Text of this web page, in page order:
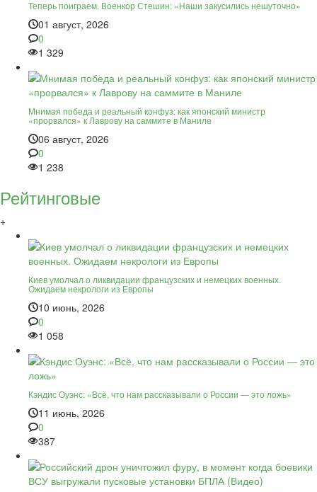
Теперь поиграем. Военкор Стешин: «Наши закусились нешуточно»
01 август, 2026
0
1 329
Мнимая победа и реальный конфуз: как японский министр
«прорвался» к Лаврову на саммите в Маниле
06 август, 2026
0
1 238
Рейтинговые
+
Киев умолчал о ликвидации французских и немецких военных.
Ожидаем некрологи из Европы
10 июнь, 2026
0
1 058
Кэндис Оуэнс: «Всё, что нам рассказывали о России — это ложь»
11 июнь, 2026
0
387